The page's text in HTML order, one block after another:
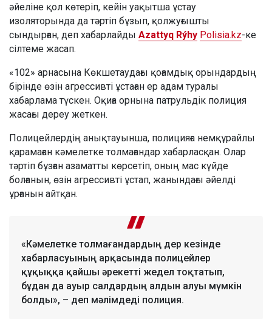
әйеліне қол көтеріп, кейін уақытша ұстау
изоляторында да тәртіп бұзып, қолжуғышты
сындырған, деп хабарлайды Azattyq Rýhy Polisia.kz-ке
сілтеме жасап.
«102» арнасына Көкшетаудағы қоғамдық орындардың
бірінде өзін агрессивті ұстаған ер адам туралы
хабарлама түскен. Оқиға орнына патрульдік полиция
жасағы дереу жеткен.
Полицейлердің анықтауынша, полицияға немқұрайлы
қарамаған кәмелетке толмағандар хабарласқан. Олар
тәртіп бұзған азаматты көрсетіп, оның мас күйде
болғанын, өзін агрессивті ұстап, жанындағы әйелді
ұрғанын айтқан.
«Кәмелетке толмағандардың дер кезінде
хабарласуының арқасында полицейлер
құқыққа қайшы әрекетті жедел тоқтатып,
бұдан да ауыр салдардың алдын алуы мүмкін
болды», – деп мәлімдеді полиция.